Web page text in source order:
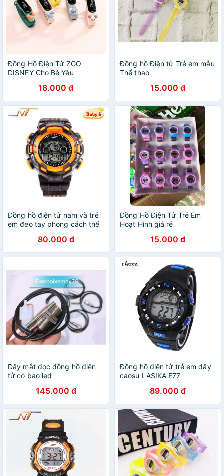
Đồng Hồ Điện Tử ZGO
DISNEY Cho Bé Yêu
18.000 đ
Đồng hồ Điện tử Trẻ em mẫu
Thể thao
15.000 đ
Đồng hồ điện tử nam và trẻ
em đeo tay phong cách thể
80.000 đ
Đồng Hồ Điện Tử Trẻ Em
Hoạt Hình giá rẻ
15.000 đ
Dây mắt đọc đồng hồ điện
tử có báo led
145.000 đ
Đồng hồ điện tử trẻ em dây
caosu LASIKA F77
89.000 đ